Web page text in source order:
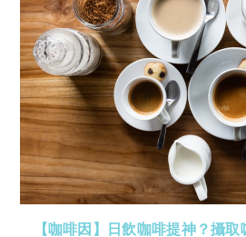
【咖啡因】日飲咖啡提神？攝